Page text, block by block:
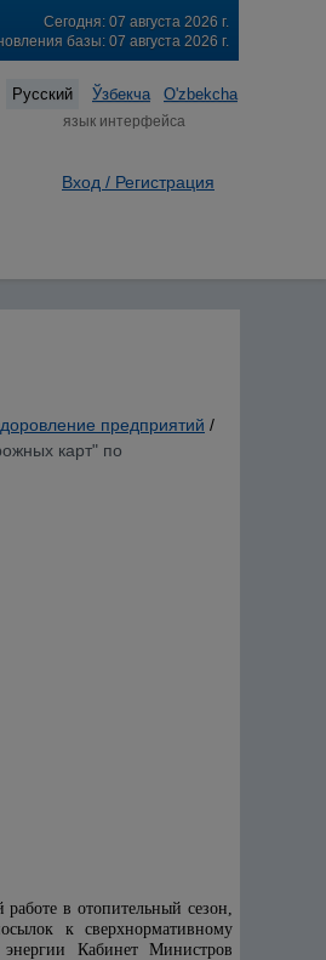
Сегодня: 07 августа 2026 г.
базы: 07 августа 2026 г.
Русский Ўзбекча O'zbekcha
язык интерфейса
Вход / Регистрация
предприятий /
карт" по
в отопительный сезон,
к сверхнормативному
Кабинет Министров